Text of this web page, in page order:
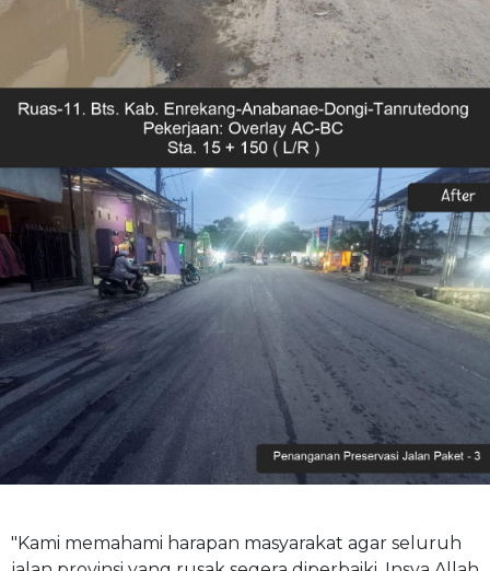
"Kami memahami harapan masyarakat agar seluruh